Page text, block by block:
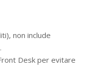
non include
Desk per evitare